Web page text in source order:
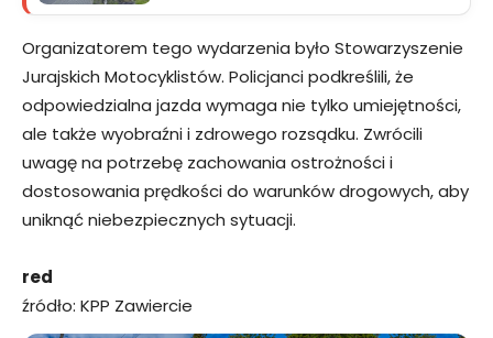
Organizatorem tego wydarzenia było Stowarzyszenie
Jurajskich Motocyklistów. Policjanci podkreślili, że
odpowiedzialna jazda wymaga nie tylko umiejętności,
ale także wyobraźni i zdrowego rozsądku. Zwrócili
uwagę na potrzebę zachowania ostrożności i
dostosowania prędkości do warunków drogowych, aby
uniknąć niebezpiecznych sytuacji.
red
źródło: KPP Zawiercie